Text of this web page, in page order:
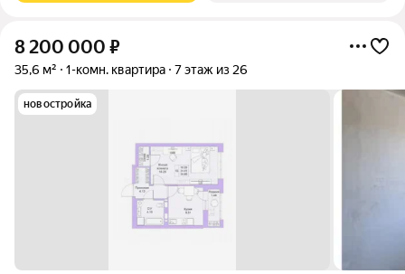
8 200 000 ₽
35,6 м² 1-комн. квартира 7 этаж из 26
новостройка